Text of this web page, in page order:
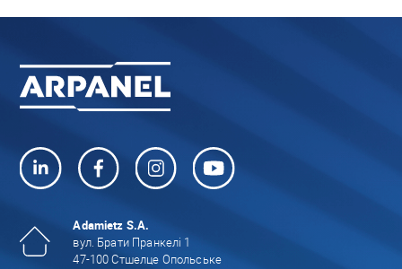
Adamietz S.A.
вул. Брати Пранкелі 1
47-100 Стшелце Опольське